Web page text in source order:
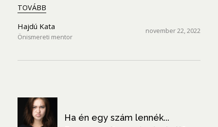
TOVÁBB
Hajdú Kata
Önismereti mentor
november 22, 2022
Ha én egy szám lennék...